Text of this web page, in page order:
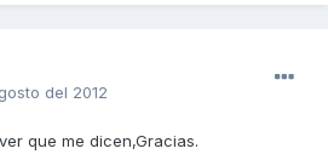
del 2012
que me dicen,Gracias.